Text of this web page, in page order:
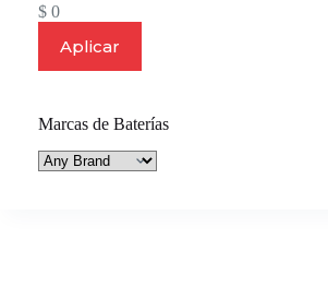
$ 0
Aplicar
Marcas de Baterías